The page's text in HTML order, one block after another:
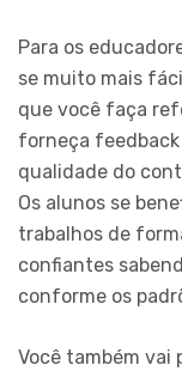
Para os
se muito mais
que você faça
forneça
qualidade do
Os alunos se
trabalhos de
confiantes
conforme os
Você também vai